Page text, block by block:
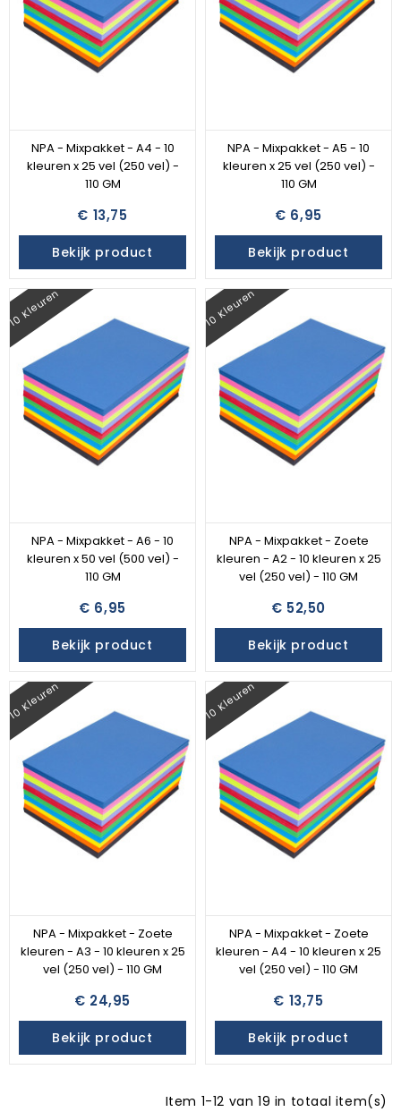
NPA - Mixpakket - A4 - 10
kleuren x 25 vel (250 vel) -
110 GM
€ 13,75
Bekijk product
NPA - Mixpakket - A5 - 10
kleuren x 25 vel (250 vel) -
110 GM
€ 6,95
Bekijk product
10 Kleuren
NPA - Mixpakket - A6 - 10
kleuren x 50 vel (500 vel) -
110 GM
€ 6,95
Bekijk product
10 Kleuren
NPA - Mixpakket - Zoete
kleuren - A2 - 10 kleuren x 25
vel (250 vel) - 110 GM
€ 52,50
Bekijk product
10 Kleuren
NPA - Mixpakket - Zoete
kleuren - A3 - 10 kleuren x 25
vel (250 vel) - 110 GM
€ 24,95
Bekijk product
10 Kleuren
NPA - Mixpakket - Zoete
kleuren - A4 - 10 kleuren x 25
vel (250 vel) - 110 GM
€ 13,75
Bekijk product
Item 1-12 van 19 in totaal item(s)